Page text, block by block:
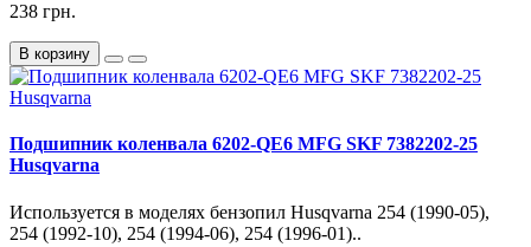
238 грн.
В корзину
Подшипник коленвала 6202-QE6 MFG SKF 7382202-25
Husqvarna
Используется в моделях бензопил Husqvarna 254 (1990-05),
254 (1992-10), 254 (1994-06), 254 (1996-01)..